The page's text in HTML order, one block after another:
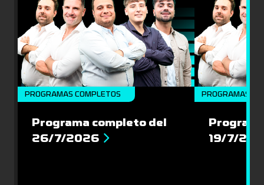
PROGRAMAS COMPLETOS
Programa completo del
26/7/2026
PROGRAMAS
19/7/